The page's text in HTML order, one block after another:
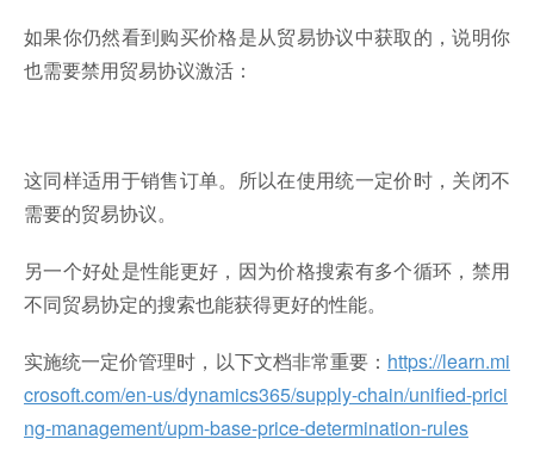
如果你仍然看到购买价格是从贸易协议中获取的，说明你
也需要禁用贸易协议激活：
这同样适用于销售订单。所以在使用统一定价时，关闭不
需要的贸易协议。
另一个好处是性能更好，因为价格搜索有多个循环，禁用
不同贸易协定的搜索也能获得更好的性能。
实施统一定价管理时，以下文档非常重要： https://learn.mi
crosoft.com/en-us/dynamics365/supply-chain/unified-prici
ng-management/upm-base-price-determination-rules